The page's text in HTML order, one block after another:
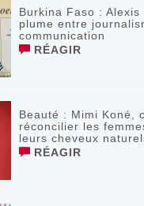
Burkina Faso : Alexis
plume entre
communication
RÉAGIR
Beauté : Mimi Koné,
réconcilier les
leurs cheveux
RÉAGIR